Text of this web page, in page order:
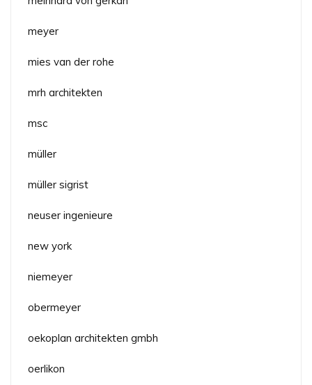
meyer
mies van der rohe
mrh architekten
msc
müller
müller sigrist
neuser ingenieure
new york
niemeyer
obermeyer
oekoplan architekten gmbh
oerlikon